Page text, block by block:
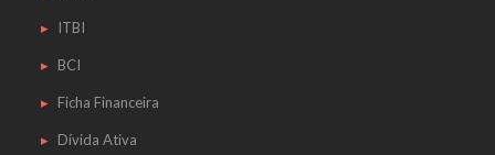
ITBI
BCI
Ficha Financeira
Dívida Ativa